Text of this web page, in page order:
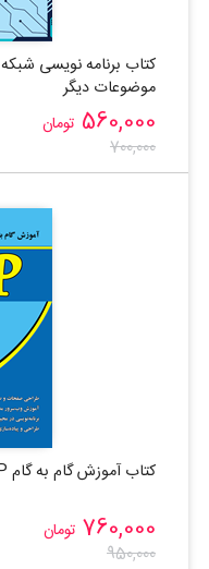
کتاب برنامه نویسی
موضوعات دیگر
560,000 تومان
700,000
کتاب آموزش گام به گام PHP - ویراست چهارم - 2024
760,000 تومان
950,000